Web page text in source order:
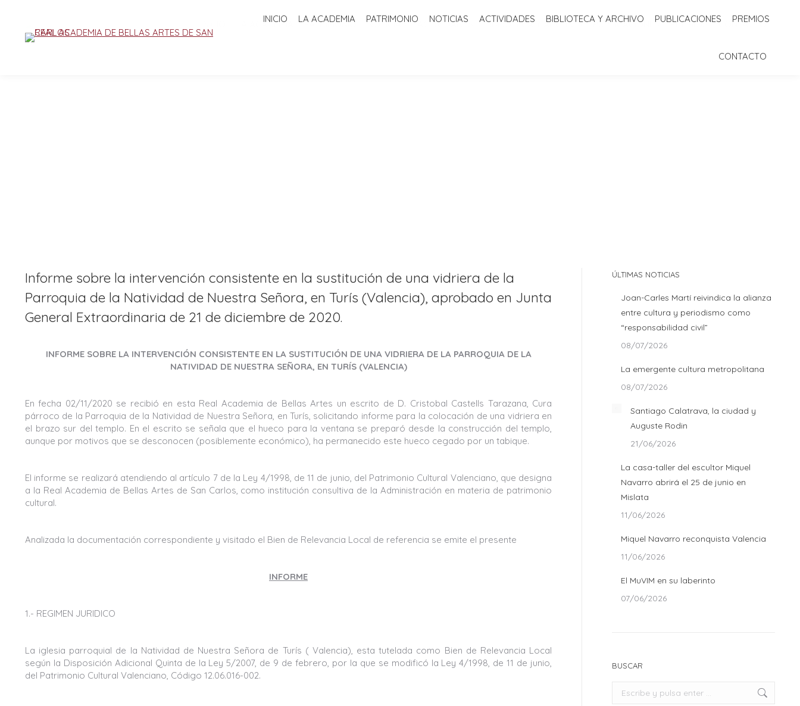
LA ACADEMIA PATRIMONIO NOTICIAS ACTIVIDADES BIBLIOTECA Y ARCHIVO PUBLICACIONES PREMIOS CONTACTO
Informe sobre la intervención consistente en la sustitución de una vidriera de la
Parroquia de la Natividad de Nuestra Señora, en Turís (Valencia), aprobado en Junta
General Extraordinaria de 21 de diciembre de 2020.
INFORME SOBRE LA INTERVENCIÓN CONSISTENTE EN LA SUSTITUCIÓN DE UNA VIDRIERA DE LA PARROQUIA DE LA
NATIVIDAD DE NUESTRA SEÑORA, EN TURÍS (VALENCIA)
En fecha 02/11/2020 se recibió en esta Real Academia de Bellas Artes un escrito de D. Cristobal Castells Tarazana, Cura
párroco de la Parroquia de la Natividad de Nuestra Señora, en Turís, solicitando informe para la colocación de una vidriera en
el brazo sur del templo. En el escrito se señala que el hueco para la ventana se preparó desde la construcción del templo,
aunque por motivos que se desconocen (posiblemente económico), ha permanecido este hueco cegado por un tabique.
El informe se realizará atendiendo al artículo 7 de la Ley 4/1998, de 11 de junio, del Patrimonio Cultural Valenciano, que designa
a la Real Academia de Bellas Artes de San Carlos, como institución consultiva de la Administración en materia de patrimonio
cultural.
Analizada la documentación correspondiente y visitado el Bien de Relevancia Local de referencia se emite el presente
INFORME
1.- REGIMEN JURIDICO
La iglesia parroquial de la Natividad de Nuestra Señora de Turís ( Valencia), esta tutelada como Bien de Relevancia Local
según la Disposición Adicional Quinta de la Ley 5/2007, de 9 de febrero, por la que se modificó la Ley 4/1998, de 11 de junio,
del Patrimonio Cultural Valenciano, Código 12.06.016-002.
ÚLTIMAS NOTICIAS
Joan-Carles Martí reivindica la alianza
entre cultura y periodismo como
“responsabilidad civil”
08/07/2026
La emergente cultura metropolitana
08/07/2026
Santiago Calatrava, la ciudad y
Auguste Rodin
21/06/2026
La casa-taller del escultor Miquel
Navarro abrirá el 25 de junio en
Mislata
11/06/2026
Miquel Navarro reconquista Valencia
11/06/2026
El MuVIM en su laberinto
07/06/2026
BUSCAR
Buscar:
INICIO LA ACADEMIA PATRIMONIO NOTICIAS ACTIVIDADES BIBLIOTECA Y ARCHIVO PUBLICACIONES PREMIOS
CONTACTO